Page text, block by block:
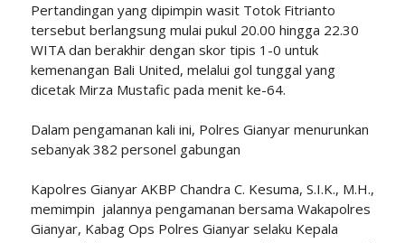
Pertandingan yang dipimpin wasit Totok Fitrianto
tersebut berlangsung mulai pukul 20.00 hingga 22.30
WITA dan berakhir dengan skor tipis 1-0 untuk
kemenangan Bali United, melalui gol tunggal yang
dicetak Mirza Mustafic pada menit ke-64.
Dalam pengamanan kali ini, Polres Gianyar menurunkan
sebanyak 382 personel gabungan
Kapolres Gianyar AKBP Chandra C. Kesuma, S.I.K., M.H.,
memimpin jalannya pengamanan bersama Wakapolres
Gianyar, Kabag Ops Polres Gianyar selaku Kepala